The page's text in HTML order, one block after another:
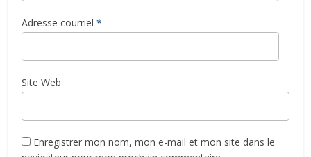
Adresse courriel *
Site Web
Enregistrer mon nom, mon e-mail et mon site dans le